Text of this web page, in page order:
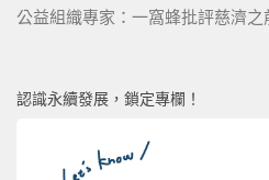
公益組織專家：一窩蜂批評慈濟之
認識永續發展，鎖定專欄！